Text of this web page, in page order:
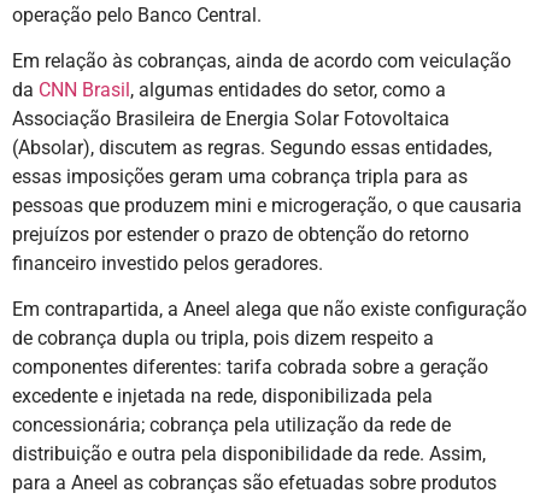
operação pelo Banco Central.
Em relação às cobranças, ainda de acordo com veiculação
da CNN Brasil, algumas entidades do setor, como a
Associação Brasileira de Energia Solar Fotovoltaica
(Absolar), discutem as regras. Segundo essas entidades,
essas imposições geram uma cobrança tripla para as
pessoas que produzem mini e microgeração, o que causaria
prejuízos por estender o prazo de obtenção do retorno
financeiro investido pelos geradores.
Em contrapartida, a Aneel alega que não existe configuração
de cobrança dupla ou tripla, pois dizem respeito a
componentes diferentes: tarifa cobrada sobre a geração
excedente e injetada na rede, disponibilizada pela
concessionária; cobrança pela utilização da rede de
distribuição e outra pela disponibilidade da rede. Assim,
para a Aneel as cobranças são efetuadas sobre produtos